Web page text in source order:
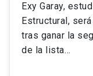
Exy Garay,
Estructural,
tras ganar la
de la lista…